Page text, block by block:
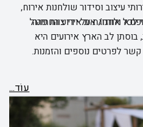
עיצוב וסידור שולחנות אירוח,
לכל אורח/ת על ידי צוות ניהול
ולחגוג את אירוע החתונה
בוסתן לב הארץ אירועים היא
לפרטים נוספים והזמנות.
עוֹד...